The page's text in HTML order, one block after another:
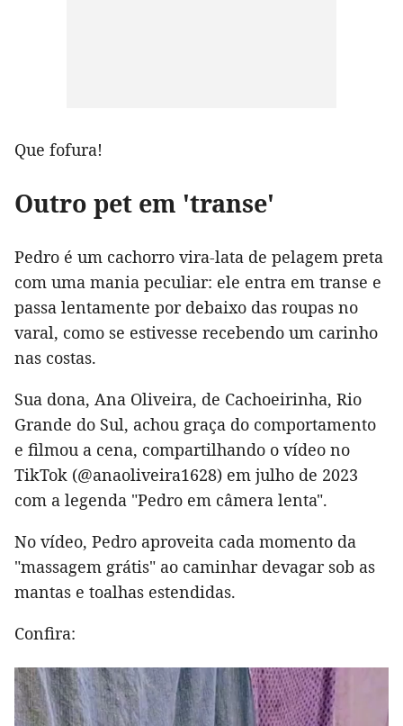
Que fofura!
Outro pet em 'transe'
Pedro é um cachorro vira-lata de pelagem preta
com uma mania peculiar: ele entra em transe e
passa lentamente por debaixo das roupas no
varal, como se estivesse recebendo um carinho
nas costas.
Sua dona, Ana Oliveira, de Cachoeirinha, Rio
Grande do Sul, achou graça do comportamento
e filmou a cena, compartilhando o vídeo no
TikTok (@anaoliveira1628) em julho de 2023
com a legenda "Pedro em câmera lenta".
No vídeo, Pedro aproveita cada momento da
"massagem grátis" ao caminhar devagar sob as
mantas e toalhas estendidas.
Confira: